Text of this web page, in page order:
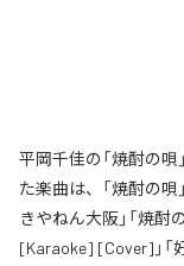
平岡千佳の「焼酎の
た楽曲は、「焼酎の唄
きやねん大阪」「焼酎
[Karaoke] [Cover]」「